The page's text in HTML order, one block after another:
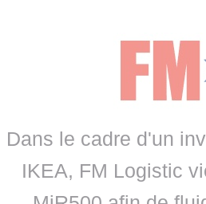
👉 PRENDRE LA PAROLE
👉 PLANNING EDITORIAL
•
•
Dans le cadre d'un
IKEA, FM Logistic